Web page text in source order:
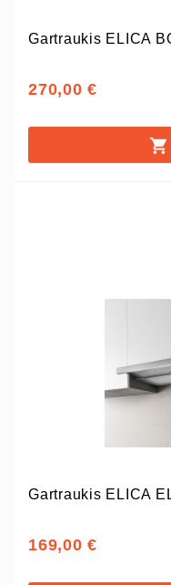
Gartraukis ELICA
270,00 €
Gartraukis ELICA
169,00 €